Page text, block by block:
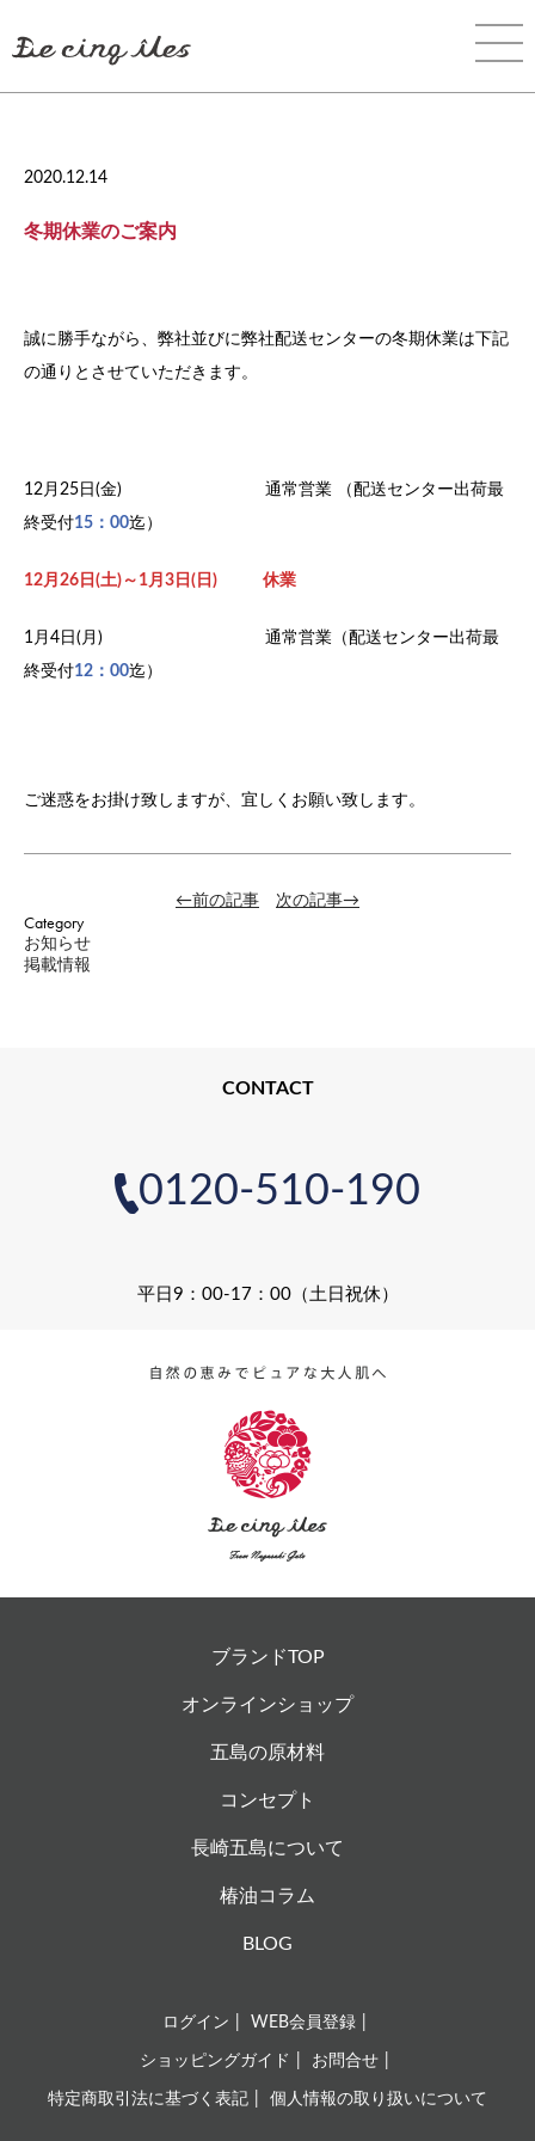
2020.12.14
冬期休業のご案内
誠に勝手ながら、弊社並びに弊社配送センターの冬期休業は下記
の通りとさせていただきます。
12月25日(金) 通常営業 （配送センター出荷最
終受付15：00迄）
12月26日(土)～1月3日(日) 休業
1月4日(月) 通常営業（配送センター出荷最
終受付12：00迄）
ご迷惑をお掛け致しますが、宜しくお願い致します。
←前の記事 次の記事→
Category
お知らせ
掲載情報
CONTACT
0120-510-190
平日9：00-17：00（土日祝休）
ブランドTOP
オンラインショップ
五島の原材料
コンセプト
長崎五島について
椿油コラム
BLOG
ログイン WEB会員登録
ショッピングガイド お問合せ
特定商取引法に基づく表記 個人情報の取り扱いについて